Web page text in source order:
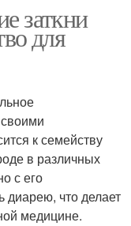
заткни
для
к семейству
в различных
с его
диарею, что делает
медицине.